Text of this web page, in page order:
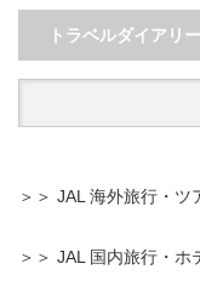
トラベルダイアリ
＞＞ JAL 海外旅行・ツ
＞＞ JAL 国内旅行・